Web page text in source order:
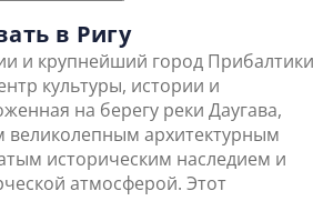
в Ригу
и крупнейший город Прибалтики
культуры, истории и
на берегу реки Даугава,
великолепным архитектурным
историческим наследием и
атмосферой. Этот